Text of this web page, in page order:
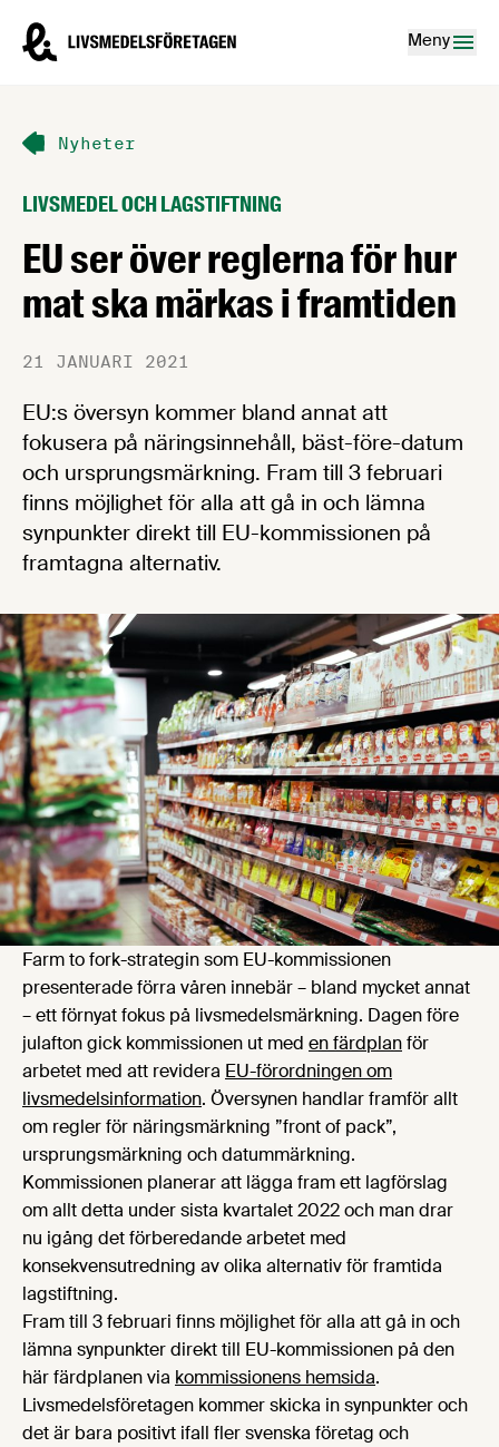
Livsmedelsföretagen – till startsidan
Meny
Nyheter
LIVSMEDEL OCH LAGSTIFTNING
EU ser över reglerna för hur
mat ska märkas i framtiden
21 JANUARI 2021
EU:s översyn kommer bland annat att
fokusera på näringsinnehåll, bäst-före-datum
och ursprungsmärkning. Fram till 3 februari
finns möjlighet för alla att gå in och lämna
synpunkter direkt till EU-kommissionen på
framtagna alternativ.
Farm to fork-strategin som EU-kommissionen
presenterade förra våren innebär – bland mycket annat
– ett förnyat fokus på livsmedelsmärkning. Dagen före
julafton gick kommissionen ut med en färdplanför
arbetet med att revidera EU-förordningen om
livsmedelsinformation. Översynen handlar framför allt
om regler för näringsmärkning ”front of pack”,
ursprungsmärkning och datummärkning.
Kommissionen planerar att lägga fram ett lagförslag
om allt detta under sista kvartalet 2022 och man drar
nu igång det förberedande arbetet med
konsekvensutredning av olika alternativ för framtida
lagstiftning.
Fram till 3 februari finns möjlighet för alla att gå in och
lämna synpunkter direkt till EU-kommissionen på den
här färdplanen via kommissionens hemsida.
Livsmedelsföretagen kommer skicka in synpunkter och
det är bara positivt ifall fler svenska företag och